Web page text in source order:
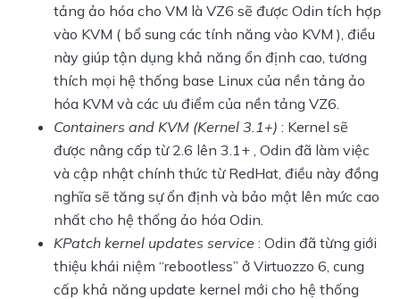
tảng ảo hóa cho VM là VZ6 sẽ được Odin tích hợp
vào KVM ( bổ sung các tính năng vào KVM ), điều
này giúp tận dụng khả năng ổn định cao, tương
thích mọi hệ thống base Linux của nền tảng ảo
hóa KVM và các ưu điểm của nền tảng VZ6.
Containers and KVM (Kernel 3.1+) : Kernel sẽ
được nâng cấp từ 2.6 lên 3.1+ , Odin đã làm việc
và cập nhật chính thức từ RedHat, điều này đồng
nghĩa sẽ tăng sự ổn định và bảo mật lên mức cao
nhất cho hệ thống ảo hóa Odin.
KPatch kernel updates service : Odin đã từng giới
thiệu khái niệm “rebootless” ở Virtuozzo 6, cung
cấp khả năng update kernel mới cho hệ thống